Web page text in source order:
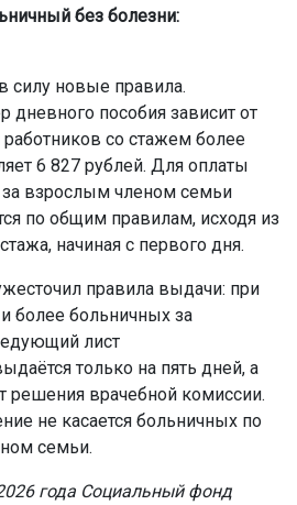
без болезни:
силу новые правила.
пособия зависит от
работников со стажем более
6 827 рублей. Для оплаты
за взрослым членом семьи
по общим правилам, исходя из
начиная с первого дня.
правила выдачи: при
более больничных за
лист
только на пять дней, а
решения врачебной комиссии.
не касается больничных по
семьи.
года Социальный фонд